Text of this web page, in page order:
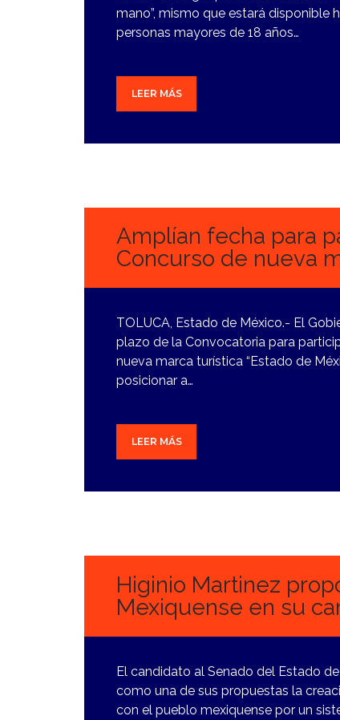
mano”, mismo que estará disponible
personas mayores de 18 años…
LEER MÁS
Amplían fecha para
Concurso de nueva
TOLUCA, Estado de México.- El
plazo de la Convocatoria para
nueva marca turística “Estado de
posicionar a…
LEER MÁS
Higinio Martinez
Mexiquense en su
El candidato al Senado del Estado
como una de sus propuestas la
con el pueblo mexiquense por un